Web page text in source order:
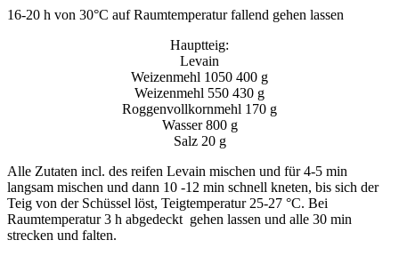
16-20 h von 30°C auf Raumtemperatur fallend gehen lassen
Hauptteig:
Levain
Weizenmehl 1050 400 g
Weizenmehl 550 430 g
Roggenvollkornmehl 170 g
Wasser 800 g
Salz 20 g
Alle Zutaten incl. des reifen Levain mischen und für 4-5 min
langsam mischen und dann 10 -12 min schnell kneten, bis sich der
Teig von der Schüssel löst, Teigtemperatur 25-27 °C. Bei
Raumtemperatur 3 h abgedeckt gehen lassen und alle 30 min
strecken und falten.